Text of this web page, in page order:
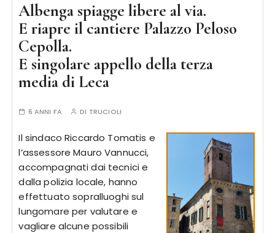
Albenga spiagge libere al via.
E riapre il cantiere Palazzo Peloso
Cepolla.
E singolare appello della terza
media di Leca
6 ANNI FA DI TRUCIOLI
Il sindaco Riccardo Tomatis e
l’assessore Mauro Vannucci,
accompagnati dai tecnici e
dalla polizia locale, hanno
effettuato sopralluoghi sul
lungomare per valutare e
vagliare alcune possibili